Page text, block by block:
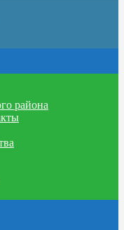
района